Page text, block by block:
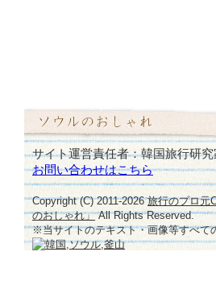
サイト運営責任者：韓国旅行研
お問い合わせはこちら
Copyright (C) 2011-2026旅行のプロ元
のおしゃれ」All Rights Reserved.
※当サイトのテキスト・画像等すべて